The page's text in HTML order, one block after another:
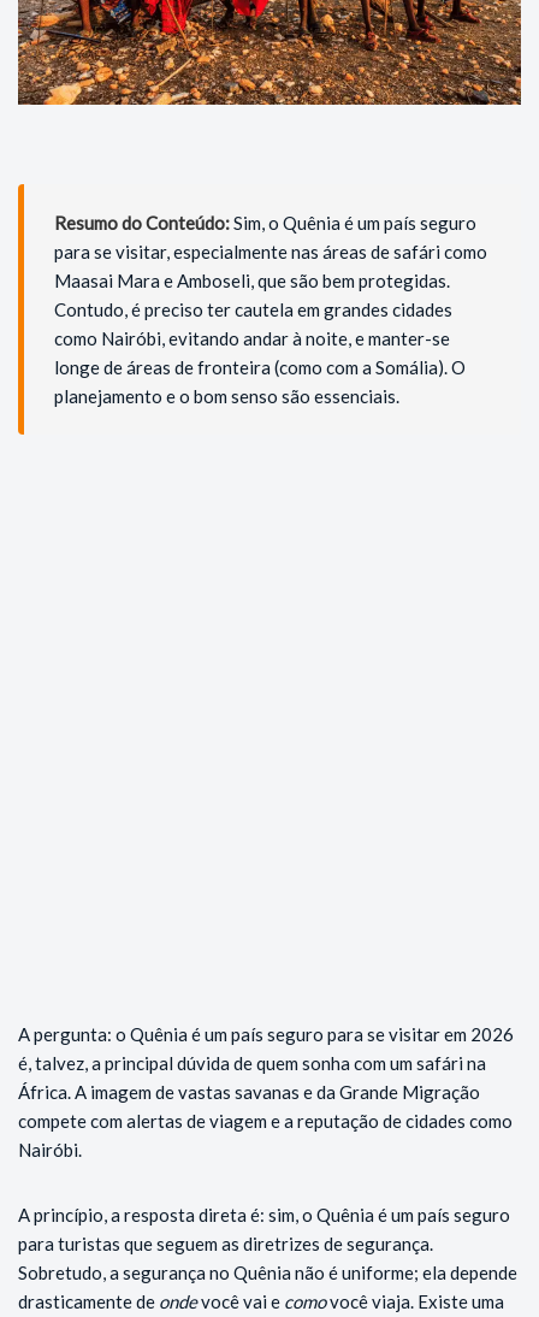
Resumo do Conteúdo:Sim, o Quênia é um país seguro
para se visitar, especialmente nas áreas de safári como
Maasai Mara e Amboseli, que são bem protegidas.
Contudo, é preciso ter cautela em grandes cidades
como Nairóbi, evitando andar à noite, e manter-se
longe de áreas de fronteira (como com a Somália). O
planejamento e o bom senso são essenciais.
A pergunta: o Quênia é um país seguro para se visitar em 2026
é, talvez, a principal dúvida de quem sonha com um safári na
África. A imagem de vastas savanas e da Grande Migração
compete com alertas de viagem e a reputação de cidades como
Nairóbi.
A princípio, a resposta direta é: sim, o Quênia é um país seguro
para turistas que seguem as diretrizes de segurança.
Sobretudo, a segurança no Quênia não é uniforme; ela depende
drasticamente de ondevocê vai e comovocê viaja. Existe uma